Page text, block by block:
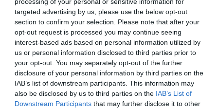
targeted advertising by us, please use the below opt-out
section to confirm your selection. Please note that after your
opt-out request is processed you may continue seeing
interest-based ads based on personal information utilized by
us or personal information disclosed to third parties prior to
your opt-out. You may separately opt-out of the further
disclosure of your personal information by third parties on the
IAB’s list of downstream participants. This information may
also be disclosed by us to third parties on the IAB’s List of
Downstream Participants that may further disclose it to other